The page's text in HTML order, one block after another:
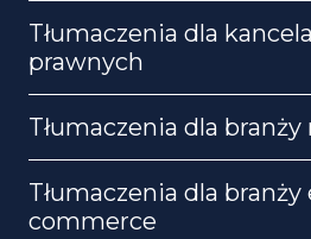
Tłumaczenia dla
prawnych
Tłumaczenia dla
Tłumaczenia dla branży
commerce